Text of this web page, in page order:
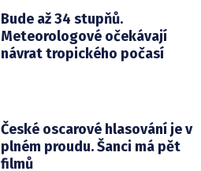
Bude až 34 stupňů.
Meteorologové očekávají
návrat tropického počasí
České oscarové hlasování je v
plném proudu. Šanci má pět
filmů